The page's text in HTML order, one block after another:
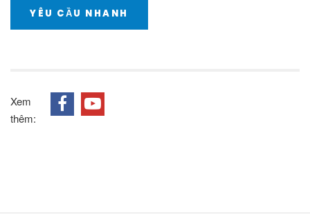
YÊU CẦU NHANH
Xem
thêm: